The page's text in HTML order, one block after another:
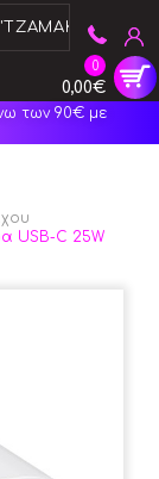
0
0,00€
των 90€ με
USB-C 25W